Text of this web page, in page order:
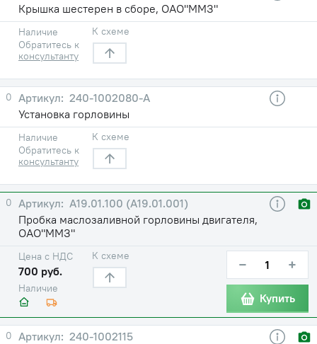
Крышка шестерен в сборе, ОАО"ММЗ"
Наличие
Обратитесь к
консультанту
К схеме
0
240-1002080-А
Установка горловины
Наличие
Обратитесь к
консультанту
К схеме
0
А19.01.100 (А19.01.001)
Пробка маслозаливной горловины двигателя,
ОАО"ММЗ"
Наличие
Цена с НДС
700 руб.
К схеме − +
Купить
0
240-1002115